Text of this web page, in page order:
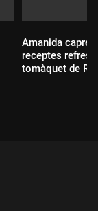
Amanida
receptes
tomàquet de